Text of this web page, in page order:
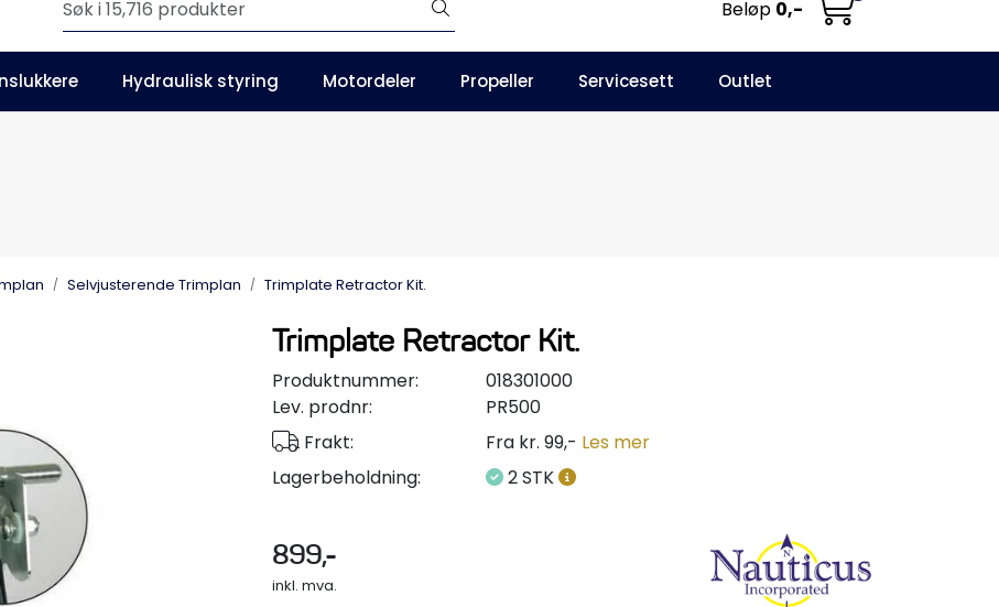
Outlet
Våre kataloger NO Infosenter Favoritter
Beløp 0,-
Hydraulisk styring Motordeler Propeller Servicesett Outlet
Selvjusterende Trimplan Trimplate Retractor Kit.
Trimplate Retractor Kit.
Produktnummer:
018301000
Lev. prodnr:
PR500
Frakt:
Fra kr. 99,- Les mer
Lagerbeholdning:
2 STK
899,-
inkl. mva.